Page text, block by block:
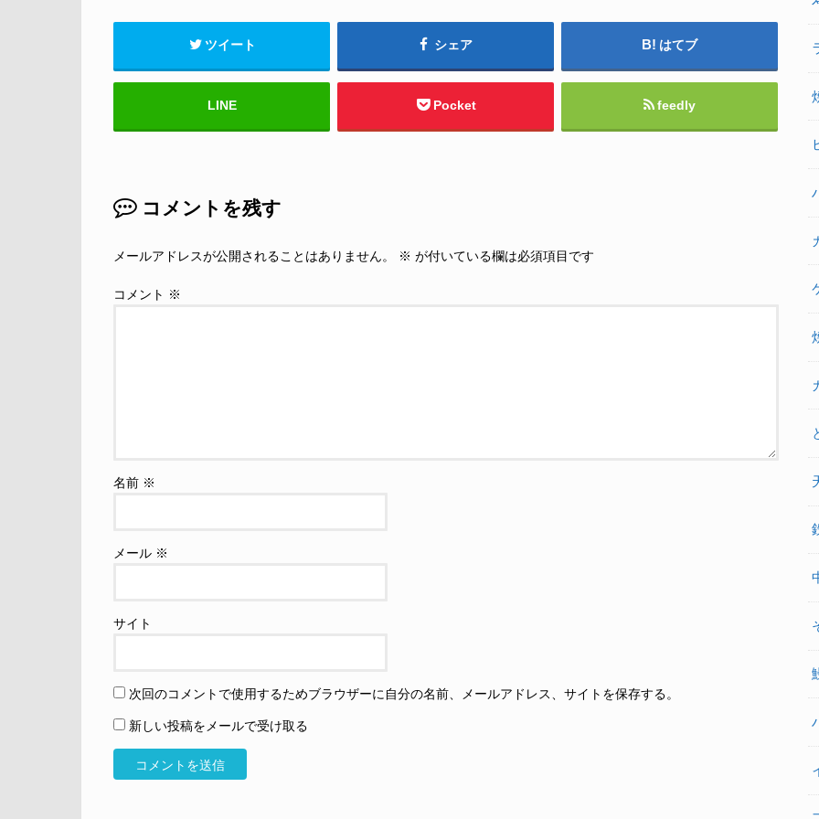
ツイート シェア はてブ
LINE Pocket feedly
コメントを残す
メールアドレスが公開されることはありません。 ※ が付いている欄は必須項目です
コメント ※
名前 ※
メール ※
サイト
次回のコメントで使用するためブラウザーに自分の名前、メールアドレス、サイトを保存する。
新しい投稿をメールで受け取る